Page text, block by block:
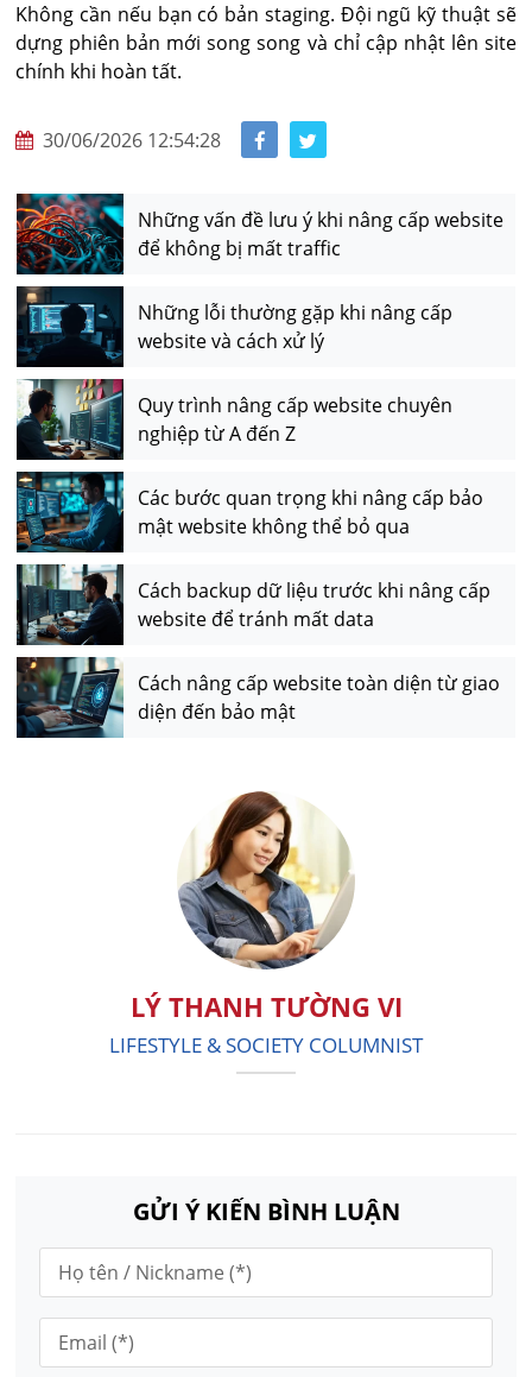
Không cần nếu bạn có bản staging. Đội ngũ kỹ thuật sẽ
dựng phiên bản mới song song và chỉ cập nhật lên site
chính khi hoàn tất.
30/06/2026 12:54:28
Những vấn đề lưu ý khi nâng cấp website
để không bị mất traffic
Những lỗi thường gặp khi nâng cấp
website và cách xử lý
Quy trình nâng cấp website chuyên
nghiệp từ A đến Z
Các bước quan trọng khi nâng cấp bảo
mật website không thể bỏ qua
Cách backup dữ liệu trước khi nâng cấp
website để tránh mất data
Cách nâng cấp website toàn diện từ giao
diện đến bảo mật
LÝ THANH TƯỜNG VI
LIFESTYLE & SOCIETY COLUMNIST
GỬI Ý KIẾN BÌNH LUẬN